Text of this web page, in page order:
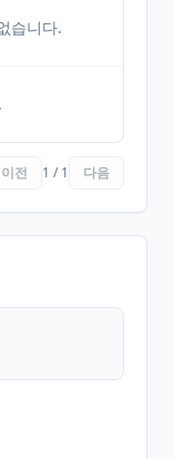
습니다.
이전 1 / 1 다음